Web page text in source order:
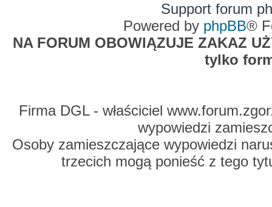
Support forum
Powered by phpBB®
NA FORUM OBOWIĄZUJE ZAKAZ
tylko
Firma DGL - właściciel
wypowiedzi
Osoby zamieszczające wypowiedzi
trzecich mogą ponieść z tego